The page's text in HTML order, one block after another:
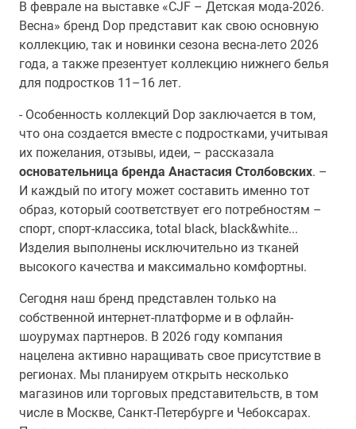
В феврале на выставке «CJF – Детская мода-2026.
Весна» бренд Dор представит как свою основную
коллекцию, так и новинки сезона весна-лето 2026
года, а также презентует коллекцию нижнего белья
для подростков 11–16 лет.
- Особенность коллекций Dop заключается в том,
что она создается вместе с подростками, учитывая
их пожелания, отзывы, идеи, – рассказала
основательница бренда Анастасия Столбовских. –
И каждый по итогу может составить именно тот
образ, который соответствует его потребностям –
спорт, спорт-классика, total black, black&white...
Изделия выполнены исключительно из тканей
высокого качества и максимально комфортны.
Сегодня наш бренд представлен только на
собственной интернет-платформе и в офлайн-
шоурумах партнеров. В 2026 году компания
нацелена активно наращивать свое присутствие в
регионах. Мы планируем открыть несколько
магазинов или торговых представительств, в том
числе в Москве, Санкт-Петербурге и Чебоксарах.